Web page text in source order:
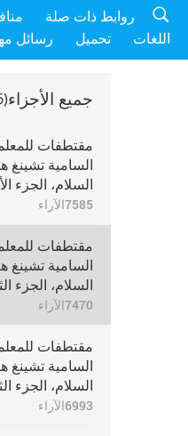
روابط ذات صلة
رسائل تحميل اللغات
جميع الأجزاء(2/6)
مقتطفات
السامية تشينغ
السلام، الجزء
7585الآراء
مقتطفات
السامية تشينغ
السلام، الجزء
7470الآراء
مقتطفات
السامية تشينغ
السلام، الجزء
6993الآراء